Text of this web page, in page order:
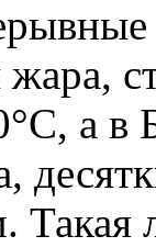
а в